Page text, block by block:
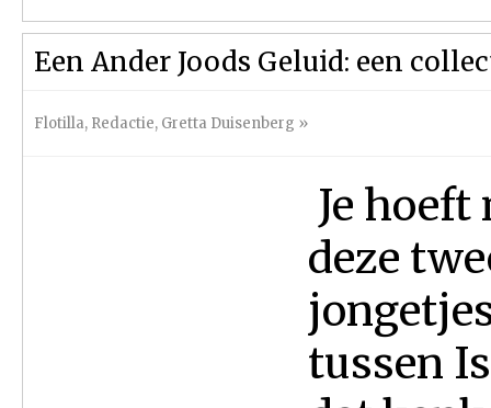
Een Ander Joods Geluid: een
Flotilla, Redactie, Gretta Duisenberg »
Je hoeft
deze
tussen